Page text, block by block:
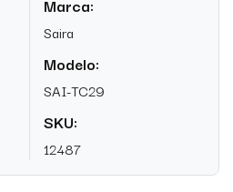
Marca:
Saira
Modelo:
SAI-TC29
SKU:
12487